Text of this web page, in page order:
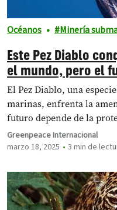
Océanos Minería
Este Pez Diablo
el mundo, pero el
pende de un hilo
El Pez Diablo, una
marinas, enfrenta la
futuro depende de la
Greenpeace Internacional
marzo 18, 2025
3 min de